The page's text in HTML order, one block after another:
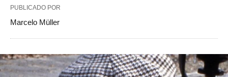
PUBLICADO POR
Marcelo Müller